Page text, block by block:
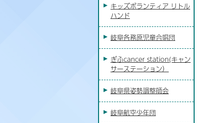
キッズボランティア リトル
ハンド
岐阜各務原児童合唱団
ぎふcancer station(キャン
サーステーション）
岐阜県姿勢調整師会
岐阜航空少年団